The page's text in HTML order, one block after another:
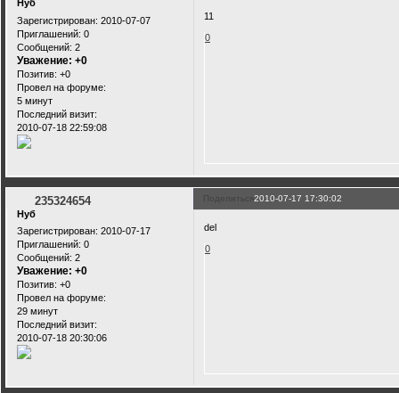
Нуб
Зарегистрирован: 2010-07-07
Приглашений: 0
Сообщений: 2
Уважение: +0
Позитив: +0
Провел на форуме:
5 минут
Последний визит:
2010-07-18 22:59:08
11
0
Поделиться2010-07-17 17:30:02
235324654
Нуб
Зарегистрирован: 2010-07-17
Приглашений: 0
Сообщений: 2
Уважение: +0
Позитив: +0
Провел на форуме:
29 минут
Последний визит:
2010-07-18 20:30:06
del
0